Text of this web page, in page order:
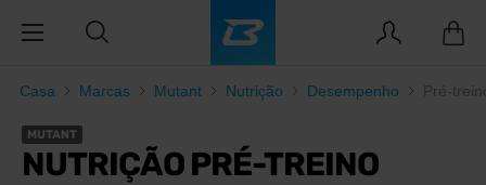
Casa Marcas Mutant Nutrição Desempenho Pré-
MUTANT
NUTRIÇÃO PRÉ-TREINO